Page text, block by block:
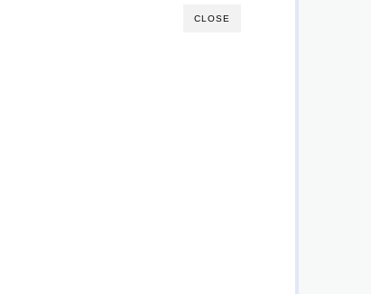
CLOSE